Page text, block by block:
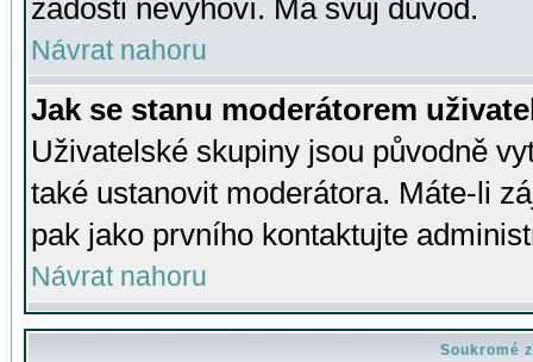
žádosti nevyhoví. Má svůj důvod.
Návrat nahoru
Jak se stanu moderátorem
Uživatelské skupiny jsou původně
také ustanovit moderátora. Máte-li
pak jako prvního kontaktujte
Návrat nahoru
Soukromé